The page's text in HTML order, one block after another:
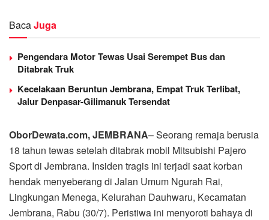
BacaJuga
Pengendara Motor Tewas Usai Serempet Bus dan
Ditabrak Truk
Kecelakaan Beruntun Jembrana, Empat Truk Terlibat,
Jalur Denpasar-Gilimanuk Tersendat
OborDewata.com, JEMBRANA– Seorang remaja berusia
18 tahun tewas setelah ditabrak mobil Mitsubishi Pajero
Sport di Jembrana. Insiden tragis ini terjadi saat korban
hendak menyeberang di Jalan Umum Ngurah Rai,
Lingkungan Menega, Kelurahan Dauhwaru, Kecamatan
Jembrana, Rabu (30/7). Peristiwa ini menyoroti bahaya di